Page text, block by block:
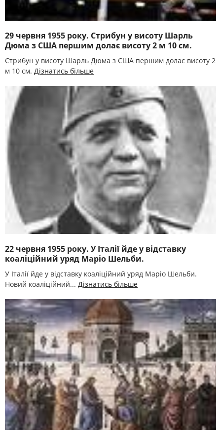
29 червня 1955 року. Стрибун у висоту Шарль
Дюма з США першим долає висоту 2 м 10 см.
Стрибун у висоту Шарль Дюма з США першим долає висоту 2
м 10 см. Дізнатись більше
22 червня 1955 року. У Італії йде у відставку
коаліційний уряд Маріо Шельби.
У Італії йде у відставку коаліційний уряд Маріо Шельби.
Новий коаліційний... Дізнатись більше